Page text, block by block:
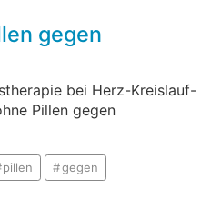
gegen
bei Herz-Kreislauf-
Pillen gegen
pillen gegen